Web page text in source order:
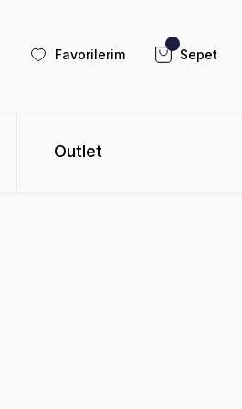
Favorilerim Sepet
Outlet